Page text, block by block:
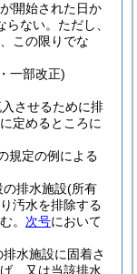
開始された日か
ない。 ただし、
この限りでな
一部改正)
させるために排
定めるところに
規定の例による
排水施設(所有
汚水を排除する
。 次号において
水施設に固着さ
、又は当該排水